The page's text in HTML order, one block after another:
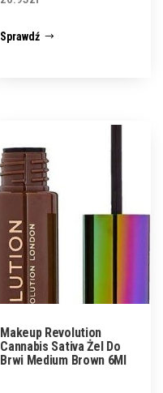
Sprawdź
Makeup Revolution
Cannabis Sativa Żel Do
Brwi Medium Brown 6Ml